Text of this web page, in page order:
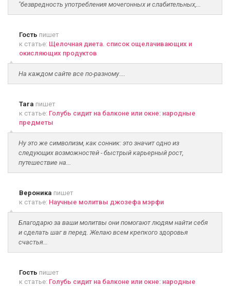
"безвредность употребления мочегонных и слабительных,...
Гость пишет
к статье: Щелочная диета. список ощелачивающих и
окисляющих продуктов
На каждом сайте все по-разному....
Tara пишет
к статье: Голубь сидит на балконе или окне: народные
предметы
Ну это же символизм, как сонник: это значит одно из
следующих возможностей - быстрый карьерный рост,
путешествие на...
Вероника пишет
к статье: Научные молитвы джозефа мэрфи
Благодарю за ваши молитвы они помогают людям найти себя
и сделать шаг в перед. Желаю всем крепкого здоровья
счастья...
Гость пишет
к статье: Голубь сидит на балконе или окне: народные